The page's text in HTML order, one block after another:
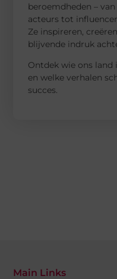
beroemdheden –
acteurs tot
Ze inspireren,
blijvende indruk
Ontdek wie ons
en welke verhalen
succes.
Main Links